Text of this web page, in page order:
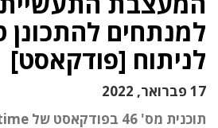
למנתחים להתכונן
לניתוח [פודקאסט]
17 פברואר, 2022